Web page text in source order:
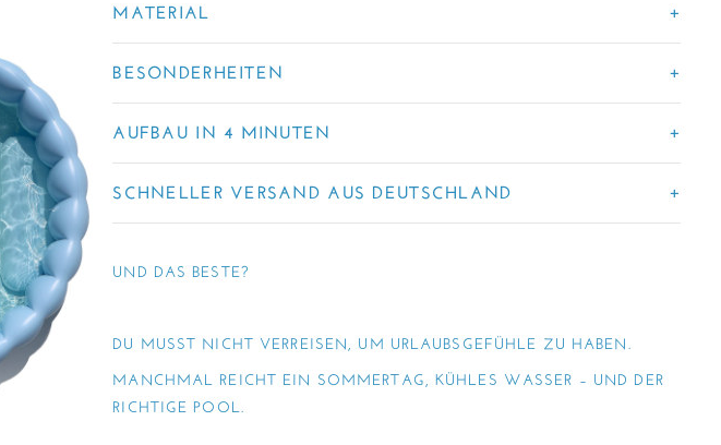
MATERIAL
BESONDERHEITEN
AUFBAU IN 4 MINUTEN
SCHNELLER VERSAND AUS DEUTSCHLAND
UND DAS BESTE?
DU MUSST NICHT VERREISEN, UM URLAUBSGEFÜHLE ZU HABEN.
MANCHMAL REICHT EIN SOMMERTAG, KÜHLES WASSER – UND DER
RICHTIGE POOL.